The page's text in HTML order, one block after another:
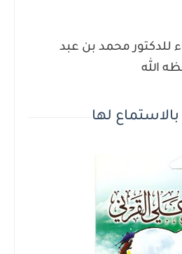
للدكتور محمد بن عبد
الله
لها